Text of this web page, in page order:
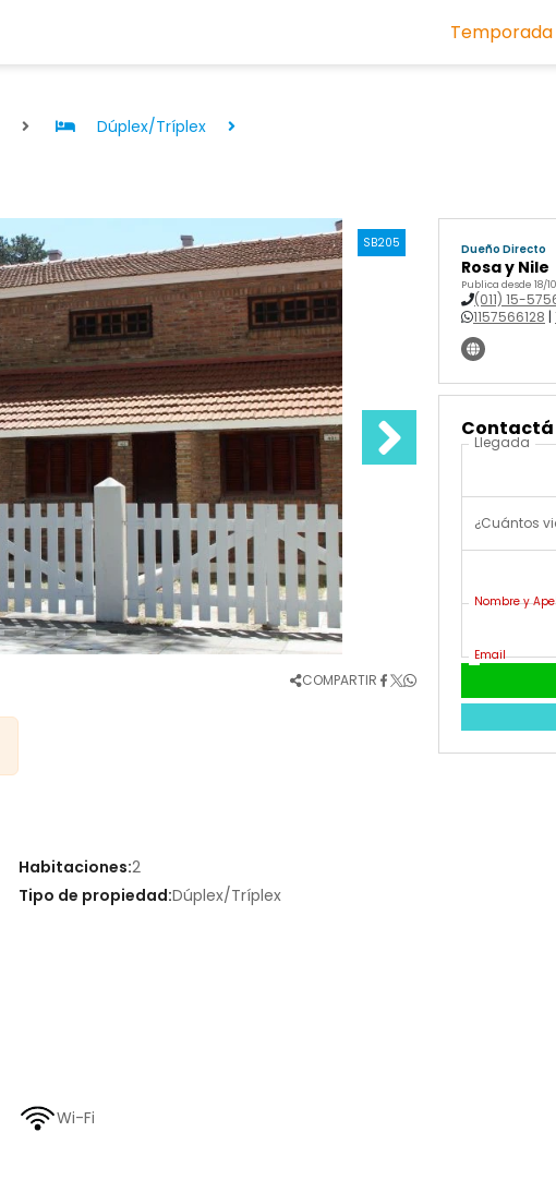
Dúplex/Tríplex
SB205
COMPARTIR
Habitaciones:2
Tipo de propiedad:Dúplex/Tríplex
Wi-Fi
Dueño Directo
Rosa y Nile
Publica desde 18/
(011) 15-
1157566128 |
Llegada
¿Cuántos
Email
Nombre y